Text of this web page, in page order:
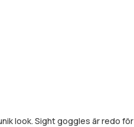
look. Sight goggles är redo